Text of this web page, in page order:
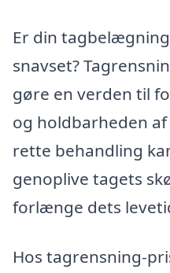
Er din
snavset?
gøre en verden til
og holdbarheden
rette behandling
genoplive tagets
forlænge dets
Hos tagrensning-